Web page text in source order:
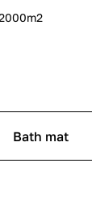
Bath mat